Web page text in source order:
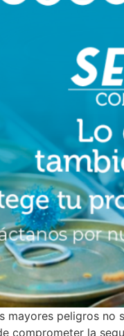
mayores peligros
comprometer la